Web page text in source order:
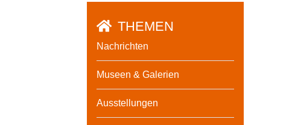
THEMEN
Nachrichten
Museen & Galerien
Ausstellungen